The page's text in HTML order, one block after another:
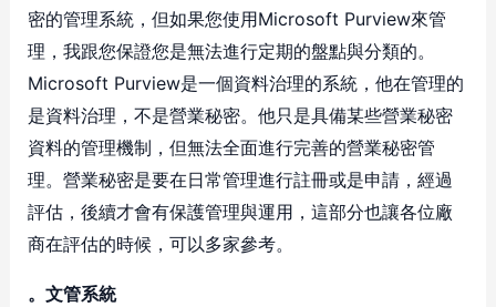
密的管理系統，但如果您使用Microsoft Purview來管
理，我跟您保證您是無法進行定期的盤點與分類的。
Microsoft Purview是一個資料治理的系統，他在管理的
是資料治理，不是營業秘密。他只是具備某些營業秘密
資料的管理機制，但無法全面進行完善的營業秘密管
理。營業秘密是要在日常管理進行註冊或是申請，經過
評估，後續才會有保護管理與運用，這部分也讓各位廠
商在評估的時候，可以多家參考。
。文管系統